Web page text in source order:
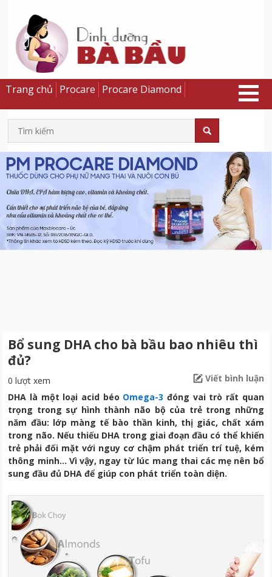
Bổ sung DHA cho bà bầu bao nhiêu thì
đủ?
0 lượt xem
Viết bình luận
DHA là một loại acid béo Omega-3 đóng vai trò rất quan
trọng trong sự hình thành não bộ của trẻ trong những
năm đầu: lớp màng tế bào thần kinh, thị giác, chất xám
trong não. Nếu thiếu DHA trong giai đoạn đầu có thể khiến
trẻ phải đối mặt với nguy cơ chậm phát triển trí tuệ, kém
thông minh… Vì vậy, ngay từ lúc mang thai các mẹ nên bổ
sung đầu đủ DHA để giúp con phát triển toàn diện.
Trang chủ Procare Procare Diamond